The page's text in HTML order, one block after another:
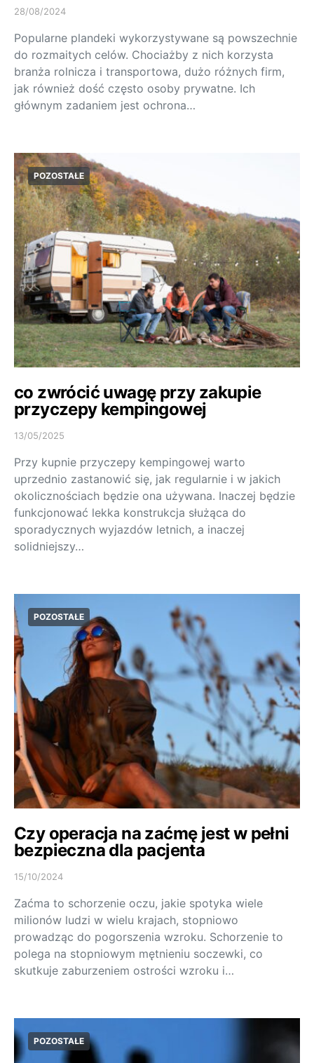
28/08/2024
Popularne plandeki wykorzystywane są powszechnie
do rozmaitych celów. Chociażby z nich korzysta
branża rolnicza i transportowa, dużo różnych firm,
jak również dość często osoby prywatne. Ich
głównym zadaniem jest ochrona…
POZOSTAŁE
co zwrócić uwagę przy zakupie
przyczepy kempingowej
13/05/2025
Przy kupnie przyczepy kempingowej warto
uprzednio zastanowić się, jak regularnie i w jakich
okolicznościach będzie ona używana. Inaczej będzie
funkcjonować lekka konstrukcja służąca do
sporadycznych wyjazdów letnich, a inaczej
solidniejszy…
POZOSTAŁE
Czy operacja na zaćmę jest w pełni
bezpieczna dla pacjenta
15/10/2024
Zaćma to schorzenie oczu, jakie spotyka wiele
milionów ludzi w wielu krajach, stopniowo
prowadząc do pogorszenia wzroku. Schorzenie to
polega na stopniowym mętnieniu soczewki, co
skutkuje zaburzeniem ostrości wzroku i…
POZOSTAŁE